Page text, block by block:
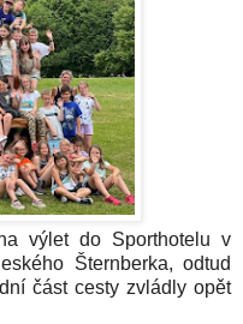
výlet do Sporthotelu v
Šternberka, odtud
část cesty zvládly opět